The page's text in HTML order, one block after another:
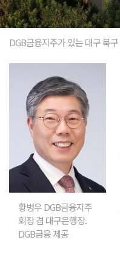
DGB금융지주가 있는 대구 북
황병우 DGB금융지주
회장 겸 대구은행장.
DGB금융 제공